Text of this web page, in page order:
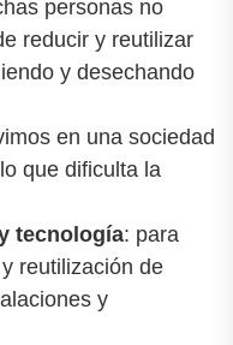
personas no
reducir y reutilizar
y desechando
en una sociedad
que dificulta la
tecnología: para
reutilización de
y